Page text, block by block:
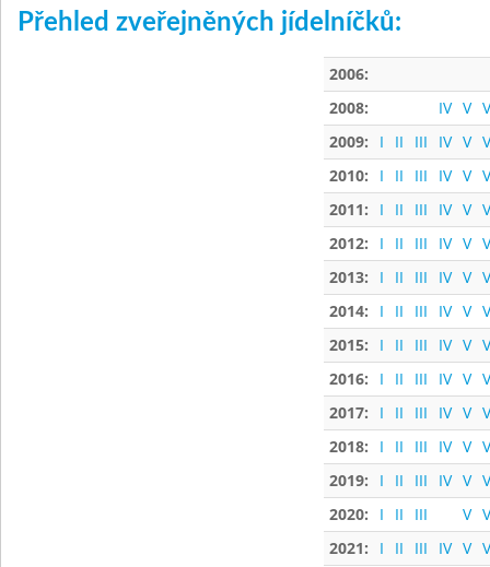
Přehled zveřejněných jídelníčků:
2006:
2008:
IV V
2009:
I II III IV V
2010:
I II III IV V
2011:
I II III IV V
2012:
I II III IV V
2013:
I II III IV V
2014:
I II III IV V
2015:
I II III IV V
2016:
I II III IV V
2017:
I II III IV V
2018:
I II III IV V
2019:
I II III IV V
2020:
I II III V
2021:
I II III IV V